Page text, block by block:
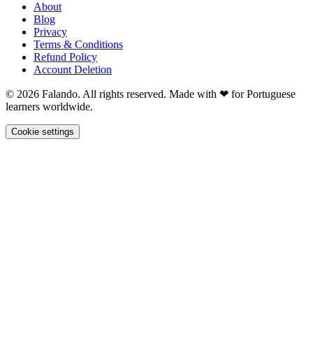
About
Blog
Privacy
Terms & Conditions
Refund Policy
Account Deletion
© 2026 Falando. All rights reserved. Made with ❤ for Portuguese
learners worldwide.
Cookie settings